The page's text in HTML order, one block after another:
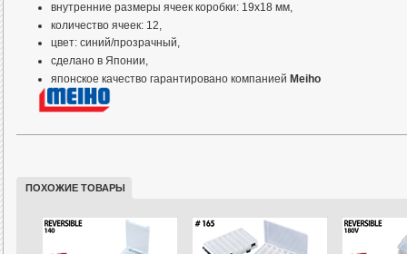
внутренние размеры ячеек коробки: 19x18 мм,
количество ячеек: 12,
цвет: синий/прозрачный,
сделано в Японии,
японское качество гарантировано компанией Meiho
Информация
КоробкиMeiho Reversible
себя в «ходовой» береговой
ПОХОЖИЕ ТОВАРЫ